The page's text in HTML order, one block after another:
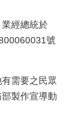
經總統於
號
需要之民眾
製作宣導動